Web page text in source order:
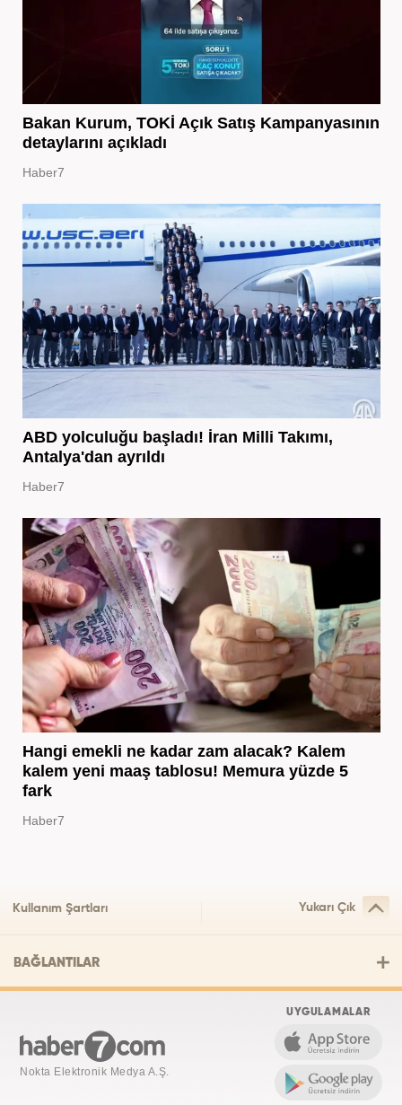
Bakan Kurum, TOKİ Açık Satış Kampanyasının
detaylarını açıkladı
Haber7
ABD yolculuğu başladı! İran Milli Takımı,
Antalya'dan ayrıldı
Haber7
Hangi emekli ne kadar zam alacak? Kalem
kalem yeni maaş tablosu! Memura yüzde 5
fark
Haber7
Kullanım Şartları Yukarı Çık
BAĞLANTILAR
Nokta Elektronik Medya A.Ş.
UYGULAMALAR